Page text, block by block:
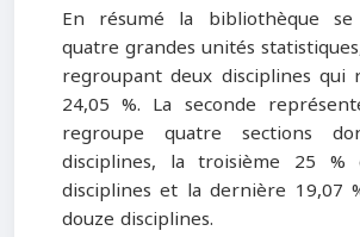
En résumé la bibliothèque
quatre grandes unités
regroupant deux disciplines qui
24,05 %. La seconde
regroupe quatre sections
disciplines, la troisième 25 %
disciplines et la dernière 19,07
douze disciplines.